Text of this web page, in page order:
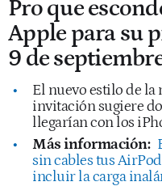
Pro que
Apple para su
9 de
El nuevo estilo de la
invitación sugiere
llegarían con los
Más información:
sin cables tus
incluir la carga